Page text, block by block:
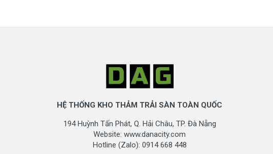
HỆ THỐNG KHO THẢM TRẢI SÀN TOÀN QUỐC
194 Huỳnh Tấn Phát, Q. Hải Châu, TP. Đà Nẵng
Website: www.danacity.com
Hotline (Zalo): 0914 668 448